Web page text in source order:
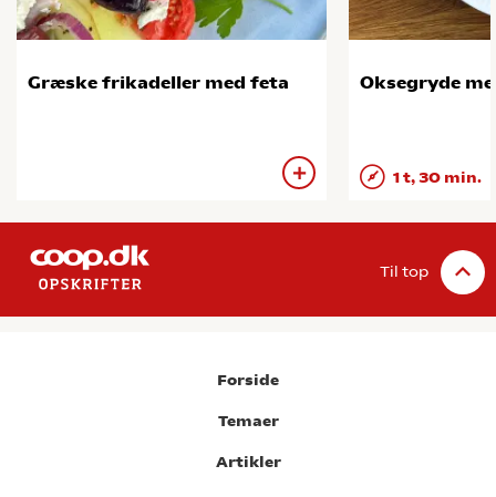
Græske frikadeller med feta Oksegryde
1 t, 30 min.
Til top
Forside
Temaer
Artikler